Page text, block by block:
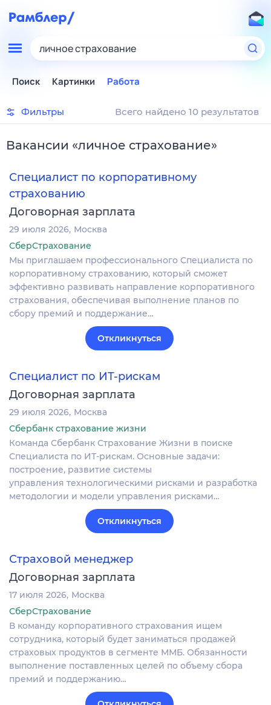
личное страхование
Поиск Картинки Работа
Фильтры Всего найдено 10 результатов
Вакансии «личное страхование»
Специалист по корпоративному
страхованию
Договорная зарплата
29 июля 2026 Москва
СберСтрахование
Мы приглашаем профессионального Специалиста по
корпоративному страхованию, который сможет
эффективно развивать направление корпоративного
страхования, обеспечивая выполнение планов по
сбору премий и поддержание…
Откликнуться
Специалист по ИТ-рискам
Договорная зарплата
29 июля 2026 Москва
Сбербанк страхование жизни
Команда Сбербанк Страхование Жизни в поиске
Специалиста по ИТ-рискам. Основные задачи:
построение, развитие системы
управления технологическими рисками и разработка
методологии и модели управления рисками…
Откликнуться
Страховой менеджер
Договорная зарплата
17 июля 2026 Москва
СберСтрахование
В команду корпоративного страхования ищем
сотрудника, который будет заниматься продажей
страховых продуктов в сегменте ММБ. Обязанности
выполнение поставленных целей по объему сбора
премий и поддержанию…